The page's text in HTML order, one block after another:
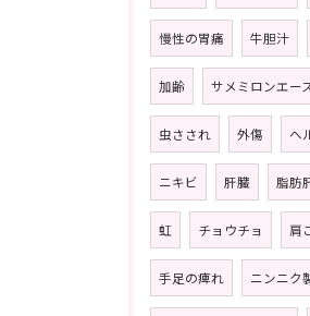
慢性の胃痛 牛胆汁
加齢 サメミロンエー
虫さされ 外傷 ヘ
ニキビ 肝臓 脂肪
虹 チョウチョ 肩
手足の痺れ ニンニク